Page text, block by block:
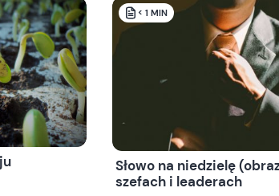
< 1 MIN
Słowo na niedzielę
szefach i leaderach